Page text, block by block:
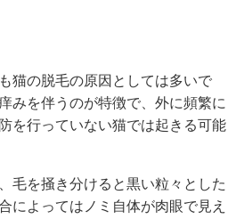
猫の脱毛の原因としては多いで
みを伴うのが特徴で、外に頻繁に
を行っていない猫では起きる可能
毛を掻き分けると黒い粒々とした
によってはノミ自体が肉眼で見え